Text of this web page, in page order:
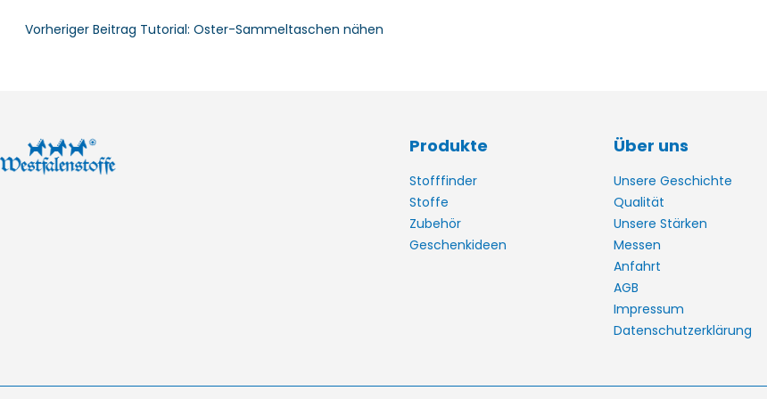
Vorheriger Beitrag Tutorial: Oster-Sammeltaschen nähen
Produkte
Stofffinder
Stoffe
Zubehör
Geschenkideen
Über uns
Unsere Geschichte
Qualität
Unsere Stärken
Messen
Anfahrt
AGB
Impressum
Datenschutzerklärung